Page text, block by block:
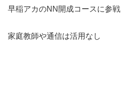
早稲アカのNN開成コースに参戦
家庭教師や通信は活用なし